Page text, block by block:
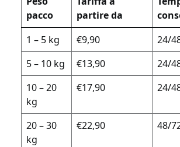
pacco
partire da
1 – 5 kg
€9,90
24/
5 – 10 kg
€13,90
24/
10 – 20
kg
€17,90 24/
20 – 30
kg
€22,90 48/